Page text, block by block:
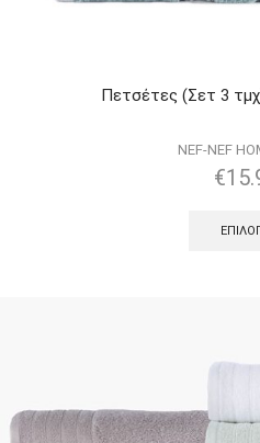
Πετσέτες (Σετ 3
NEF-NEF
€